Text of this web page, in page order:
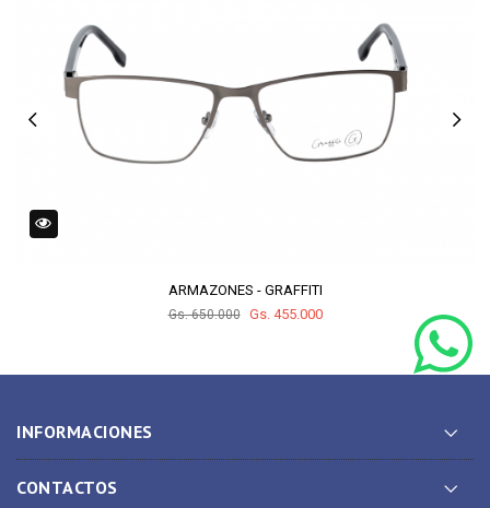
ARMAZONES - GRAFFITI
Gs. 650.000 Gs. 455.000
INFORMACIONES
CONTACTOS